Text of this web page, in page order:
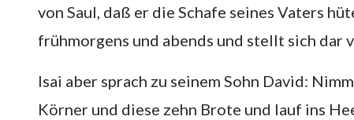
von Saul, daß er die Schafe seines Vaters
frühmorgens und abends und stellt sich dar
Isai aber sprach zu seinem Sohn David:
Körner und diese zehn Brote und lauf ins